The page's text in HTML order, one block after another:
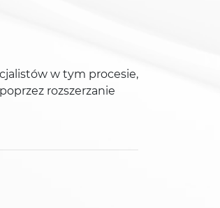
w tym procesie,
rozszerzanie